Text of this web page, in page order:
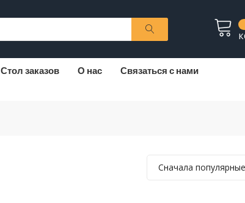
Стол заказов О нас Связаться с нами
Сначала популярные